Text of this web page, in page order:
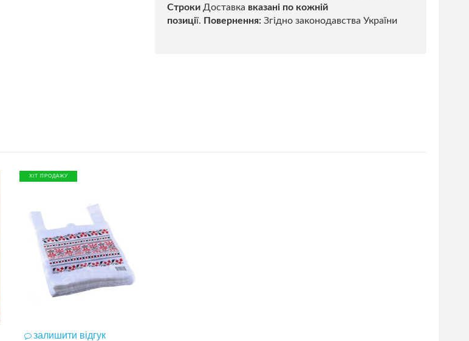
Строки Доставка вказані по кожній
позиції. Повернення: Згідно законодавства України
ХІТ ПРОДАЖУ
залишити відгук